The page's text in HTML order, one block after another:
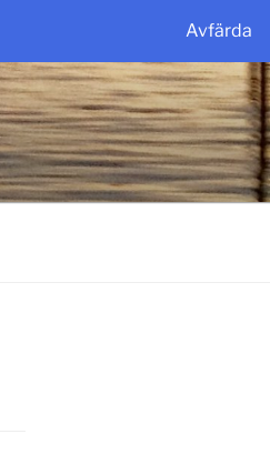
Avfärda